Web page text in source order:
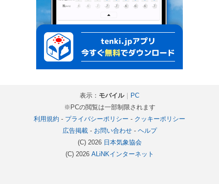
表示： モバイル｜
PC
※PCの閲覧は一部制限されます
利用規約 - プライバシーポリシー - クッキーポリシー
広告掲載- お問い合わせ- ヘルプ
(C) 2026 日本気象協会
(C) 2026 ALiNKインターネット